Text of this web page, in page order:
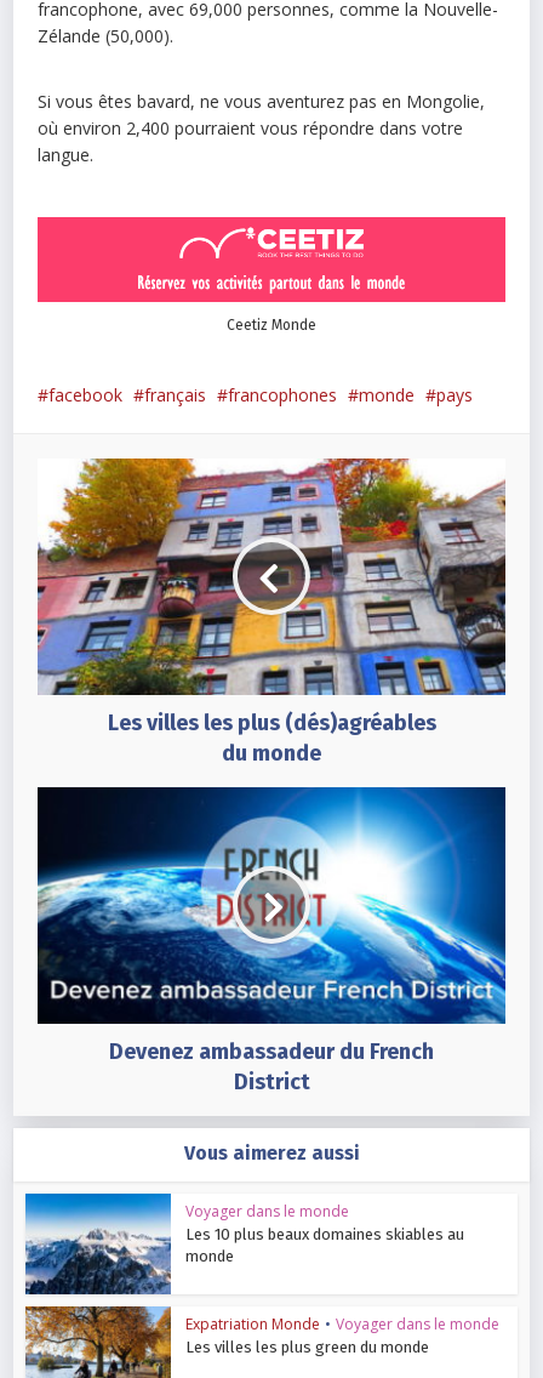
francophone, avec 69,000 personnes, comme la Nouvelle-
Zélande (50,000).
Si vous êtes bavard, ne vous aventurez pas en Mongolie,
où environ 2,400 pourraient vous répondre dans votre
langue.
Ceetiz Monde
facebook français francophones monde pays
Les villes les plus (dés)agréables
du monde
Devenez ambassadeur du French
District
Vous aimerez aussi
Voyager dans le monde
Les 10 plus beaux domaines skiables au
monde
Expatriation Monde • Voyager dans le monde
Les villes les plus green du monde